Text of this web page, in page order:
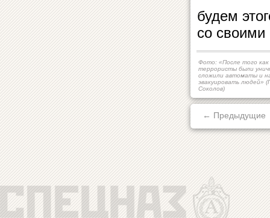
будем
со
Фото: «После того как
террористы были
сложили автоматы и
эвакуировать людей»
Соколов)
← Предыдущие